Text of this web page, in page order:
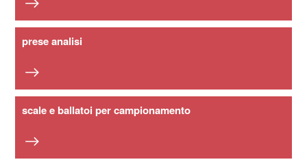
prese analisi
scale e ballatoi per campionamento